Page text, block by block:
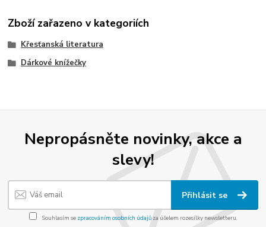
Zboží zařazeno v kategoriích
Křesťanská literatura
Dárkové knížečky
Nepropásněte novinky, akce a
slevy!
Přihlásit se
Souhlasím se zpracováním osobních údajůza účelem rozesílky newsletteru.